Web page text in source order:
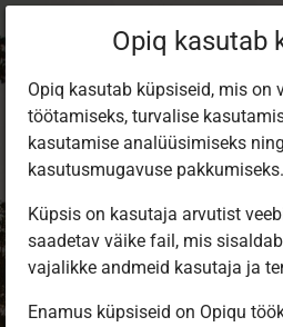
Opiq kasutab
Opiq kasutab küpsiseid, mis on
töötamiseks, turvalise
kasutamise analüüsimiseks
kasutusmugavuse pakkumiseks.
Küpsis on kasutaja arvutist
saadetav väike fail, mis
vajalikke andmeid kasutaja ja
Enamus küpsiseid on Opiqu